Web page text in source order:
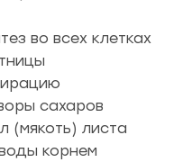
во всех клетках
сахаров
листа
корнем